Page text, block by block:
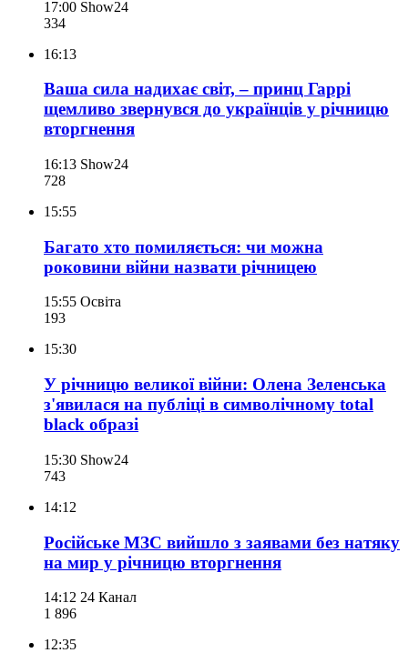
17:00 Show24
334
16:13
Ваша сила надихає світ, – принц Гаррі
щемливо звернувся до українців у річницю
вторгнення
16:13 Show24
728
15:55
Багато хто помиляється: чи можна
роковини війни назвати річницею
15:55 Освіта
193
15:30
У річницю великої війни: Олена Зеленська
з'явилася на публіці в символічному total
black образі
15:30 Show24
743
14:12
Російське МЗС вийшло з заявами без натяку
на мир у річницю вторгнення
14:12 24 Канал
1 896
12:35